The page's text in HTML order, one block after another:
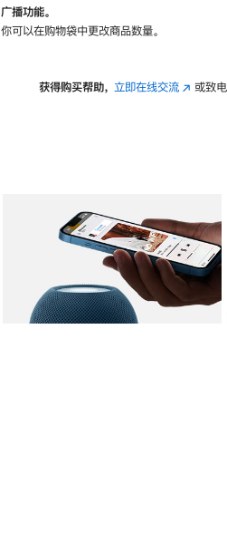
广播功能。
你可以在购物袋中更改商品数量。
获得购买帮助， 立即在线交流(在 或致电
图库 图像 4